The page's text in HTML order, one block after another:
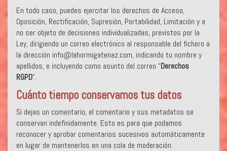
En todo caso, puedes ejercitar los derechos de Acceso,
Oposición, Rectificación, Supresión, Portabilidad, Limitación y a
no ser objeto de decisiones individualizadas, previstos por la
Ley, dirigiendo un correo electrónico al responsable del fichero a
la dirección info@lahormigatenaz.com, indicando tu nombre y
apellidos, e incluyendo como asunto del correo “Derechos
RGPD”.
Cuánto tiempo conservamos tus datos
Si dejas un comentario, el comentario y sus metadatos se
conservan indefinidamente. Esto es para que podamos
reconocer y aprobar comentarios sucesivos automáticamente
en lugar de mantenerlos en una cola de moderación.